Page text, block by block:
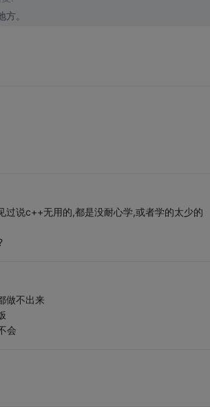
。
过说c++无用的,都是没耐心学,或者学的太少的
做不出来
会